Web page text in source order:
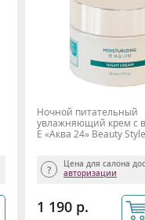
Ночной питательный
увлажняющий крем с
Е «Аква 24» Beauty
Цена для салона
авторизации
1 190 р.